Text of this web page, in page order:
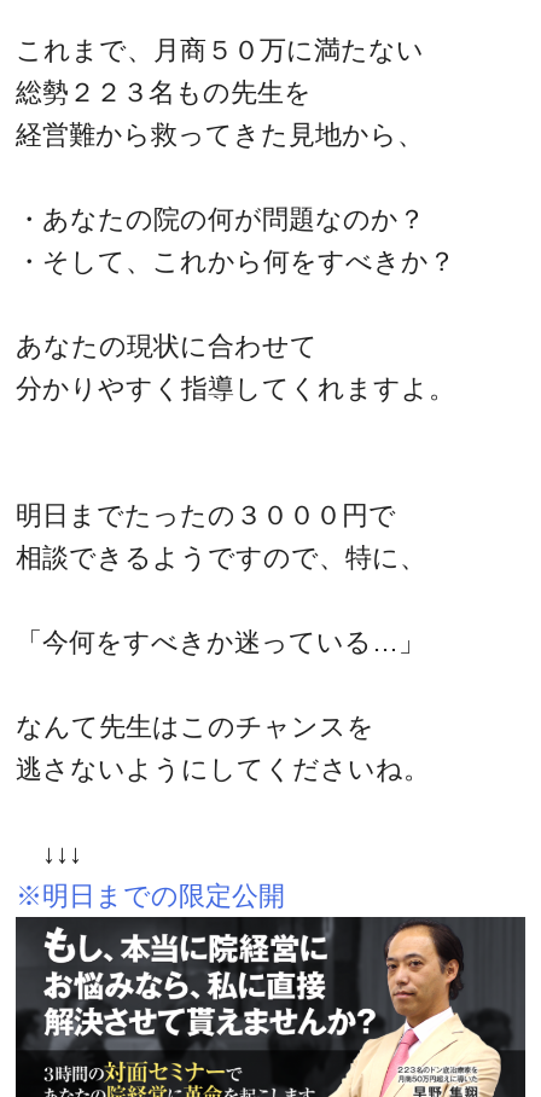
これまで、月商５０万に満たない
総勢２２３名もの先生を
経営難から救ってきた見地から、
・あなたの院の何が問題なのか？
・そして、これから何をすべきか？
あなたの現状に合わせて
分かりやすく指導してくれますよ。
明日までたったの３０００円で
相談できるようですので、特に、
「今何をすべきか迷っている…」
なんて先生はこのチャンスを
逃さないようにしてくださいね。
↓↓↓
※明日までの限定公開